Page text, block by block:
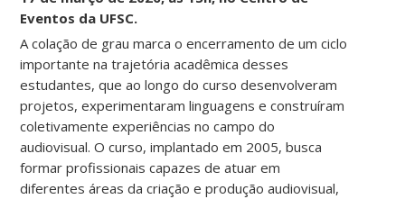
Eventos da UFSC.
A colação de grau marca o encerramento de um ciclo
importante na trajetória acadêmica desses
estudantes, que ao longo do curso desenvolveram
projetos, experimentaram linguagens e construíram
coletivamente experiências no campo do
audiovisual. O curso, implantado em 2005, busca
formar profissionais capazes de atuar em
diferentes áreas da criação e produção audiovisual,